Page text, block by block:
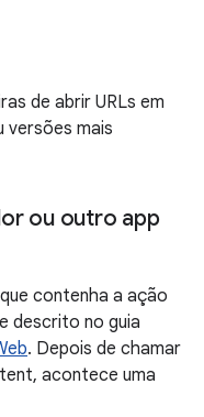
de abrir URLs em
versões mais
ou outro app
contenha a ação
descrito no guia
. Depois de chamar
acontece uma